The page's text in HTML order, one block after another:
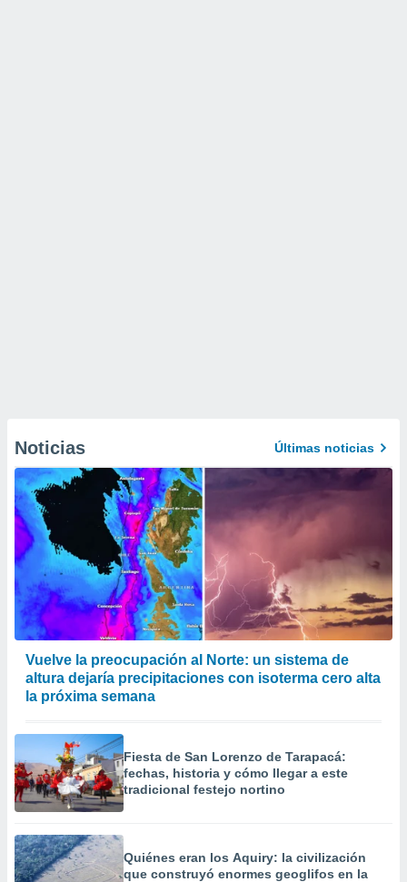
Noticias Últimas noticias
Vuelve la preocupación al Norte: un sistema de
altura dejaría precipitaciones con isoterma cero alta
la próxima semana
Fiesta de San Lorenzo de Tarapacá:
fechas, historia y cómo llegar a este
tradicional festejo nortino
Quiénes eran los Aquiry: la civilización
que construyó enormes geoglifos en la